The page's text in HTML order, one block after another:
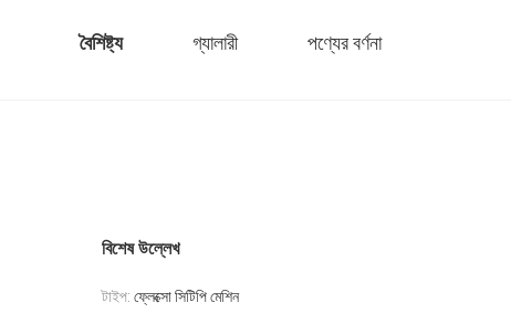
বৈশিষ্ট্য গ্যালারী পণ্যের বর্ণনা
বিশেষ উল্লেখ
টাইপ: ফ্লেক্সো সিটিপি মেশিন